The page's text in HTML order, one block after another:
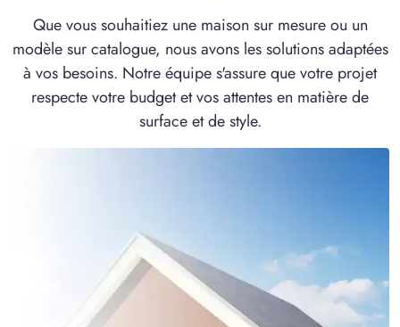
Que vous souhaitiez une maison sur mesure ou un
modèle sur catalogue, nous avons les solutions adaptées
à vos besoins. Notre équipe s'assure que votre projet
respecte votre budget et vos attentes en matière de
surface et de style.